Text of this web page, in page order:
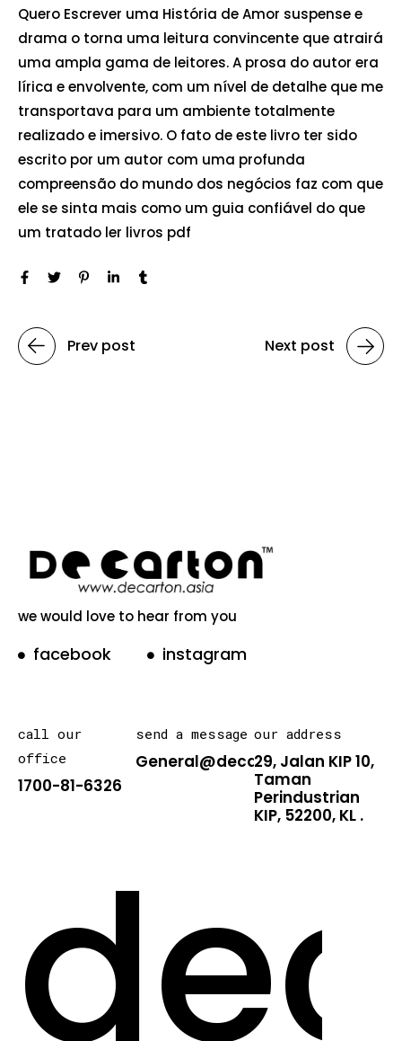
Quero Escrever uma História de Amor suspense e
drama o torna uma leitura convincente que atrairá
uma ampla gama de leitores. A prosa do autor era
lírica e envolvente, com um nível de detalhe que me
transportava para um ambiente totalmente
realizado e imersivo. O fato de este livro ter sido
escrito por um autor com uma profunda
compreensão do mundo dos negócios faz com que
ele se sinta mais como um guia confiável do que
um tratado ler livros pdf
Prev post Next post
we would love to hear from you
facebook instagram
call our
office
1700-81-6326
send a message
General@decarton.asia
our address
29, Jalan KIP 10,
Taman
Perindustrian
KIP, 52200, KL .